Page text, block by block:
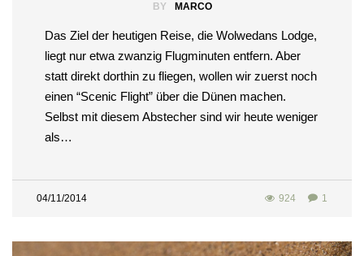
BY MARCO
Das Ziel der heutigen Reise, die Wolwedans Lodge,
liegt nur etwa zwanzig Flugminuten entfern. Aber
statt direkt dorthin zu fliegen, wollen wir zuerst noch
einen “Scenic Flight” über die Dünen machen.
Selbst mit diesem Abstecher sind wir heute weniger
als…
04/11/2014 1
924